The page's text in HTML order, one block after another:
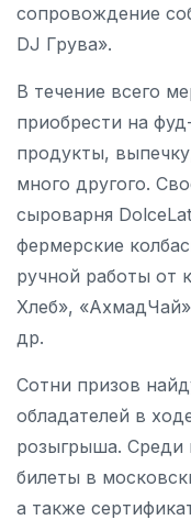
сопровождение
DJ Грува».
В течение всего
приобрести на
продукты,
много другого.
сыроварня
фермерские
ручной работы от
Хлеб»,
др.
Сотни призов
обладателей в
розыгрыша. Среди
билеты в
а также